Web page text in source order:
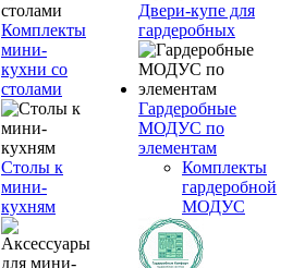
Комплекты
мини-
кухни со
столами
Столы к
мини-
кухням
Двери-купе для
гардеробных
Гардеробные
МОДУС по
элементам
Комплекты
гардеробной
МОДУС